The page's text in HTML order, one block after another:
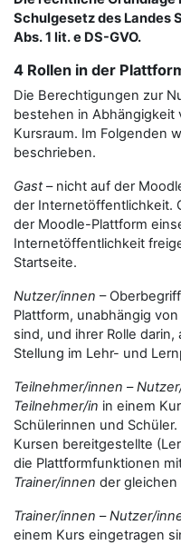
Schulgesetz des Landes
Abs. 1 lit. e DS-GVO.
4 Rollen in der
Die Berechtigungen zur
bestehen in Abhängigkeit
Kursraum. Im Folgenden
beschrieben.
Gast– nicht auf der
der Internetöffentlichkeit.
der Moodle-Plattform
Internetöffentlichkeit
Startseite.
Nutzer/innen –
Plattform, unabhängig
sind, und ihrer Rolle
Stellung im Lehr- und
Teilnehmer/innen –
Teilnehmer/in in einem
Schülerinnen und Schüler.
Kursen bereitgestellte
die Plattformfunktionen
Trainer/innen der gleichen
Trainer/innen –Nutzer/
einem Kurs eingetragen